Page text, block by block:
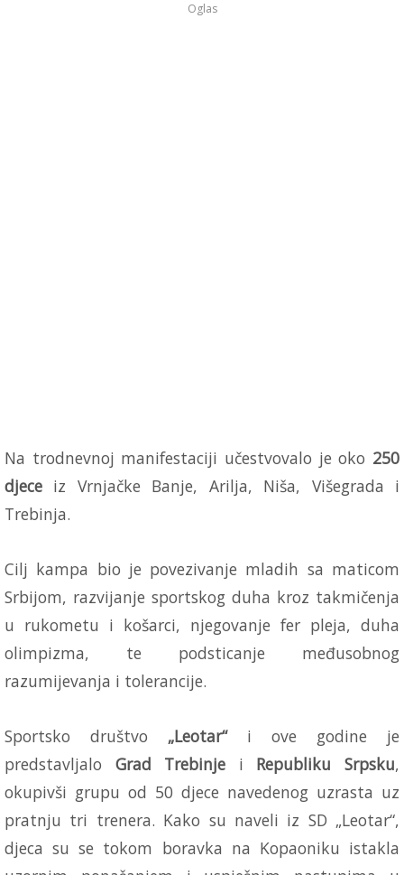
Oglas
Na trodnevnoj manifestaciji učestvovalo je oko 250
djece iz Vrnjačke Banje, Arilja, Niša, Višegrada i
Trebinja.
Cilj kampa bio je povezivanje mladih sa maticom
Srbijom, razvijanje sportskog duha kroz takmičenja
u rukometu i košarci, njegovanje fer pleja, duha
olimpizma, te podsticanje međusobnog
razumijevanja i tolerancije.
Sportsko društvo „Leotar“i ove godine je
predstavljalo Grad Trebinje i Republiku Srpsku,
okupivši grupu od 50 djece navedenog uzrasta uz
pratnju tri trenera. Kako su naveli iz SD „Leotar“,
djeca su se tokom boravka na Kopaoniku istakla